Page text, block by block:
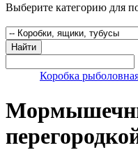
Выберите категорию для
Найти
Коробка